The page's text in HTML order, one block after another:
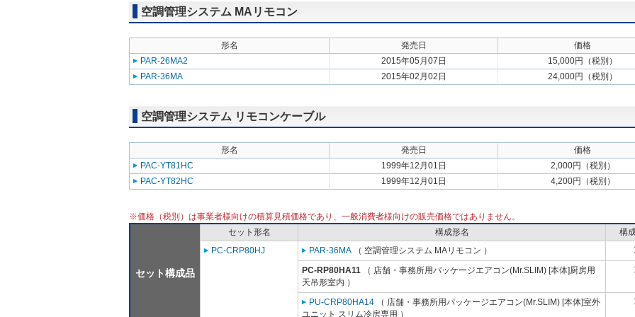
空調管理システム MAリモコン
形名 発売日
価格
PAR-26MA2
2015年05月07日
15,000円（税別）
PAR-36MA
2015年02月02日 24,000円（税別）
空調管理システム リモコンケーブル
形名 発売日
価格
PAC-YT81HC
1999年12月01日
2,000円（税別）
PAC-YT82HC
1999年12月01日 4,200円（税別）
※価格（税別）は事業者様向けの積算見積価格であり、一般消費者様向けの販売価格ではありません。
セット構成品
セット形名 構成形名
構
PC-CRP80HJ
PAR-36MA （ 空調管理システム MAリモコン ）
PC-RP80HA11 （ 店舗・事務所用パッケージエアコン(Mr.SLIM) [本体]厨房用
天吊形室内 ）
PU-CRP80HA14 （ 店舗・事務所用パッケージエアコン(Mr.SLIM) [本体]室外
ユニット スリム冷房専用 ）